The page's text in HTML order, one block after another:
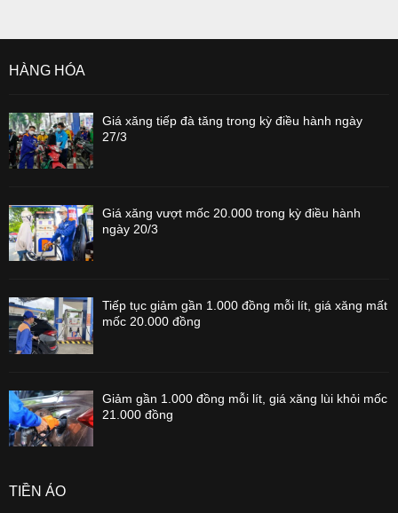
HÀNG HÓA
Giá xăng tiếp đà tăng trong kỳ điều hành ngày
27/3
Giá xăng vượt mốc 20.000 trong kỳ điều hành
ngày 20/3
Tiếp tục giảm gần 1.000 đồng mỗi lít, giá xăng mất
mốc 20.000 đồng
Giảm gần 1.000 đồng mỗi lít, giá xăng lùi khỏi mốc
21.000 đồng
TIỀN ẢO